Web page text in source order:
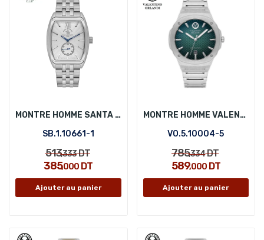
MONTRE HOMME SANTA BARBARA POLO SB.1.10661-1
SB.1.10661-1
513,333DT
385,000 DT
Ajouter au panier
MONTRE HOMME VALENTINO ORLANDI VO.5.10004-5
VO.5.10004-5
785,334DT
589,000DT
Ajouter au panier